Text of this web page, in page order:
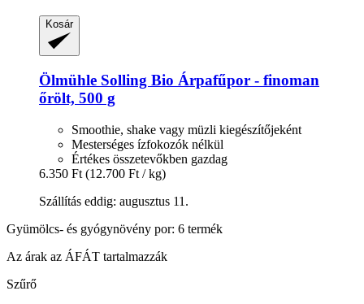
Kosár
Ölmühle Solling Bio Árpafűpor -​ finoman
őrölt, 500 g
Smoothie, shake vagy müzli kiegészítőjeként
Mesterséges ízfokozók nélkül
Értékes összetevőkben gazdag
6.350 Ft (12.700 Ft / kg)
Szállítás eddig: augusztus 11.
Gyümölcs- és gyógynövény por: 6 termék
Az árak az ÁFÁT tartalmazzák
Szűrő